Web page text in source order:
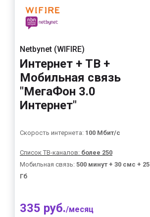
Netbynet (WIFIRE)
Интернет + ТВ +
Мобильная связь
"МегаФон 3.0
Интернет"
Скорость интернета: 100 Мбит/с
Список ТВ-каналов: более 250
Мобильная связь: 500 минут + 30 смс + 25
Гб
335 руб./месяц